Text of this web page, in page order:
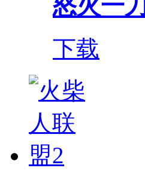
怒火一刀
下载